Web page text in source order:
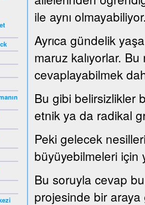
ile aynı
Ayrıca gündelik
maruz kalıyorlar.
cevaplayabilmek
Bu gibi belirsizlikler
etnik ya da radikal
Peki gelecek
büyüyebilmeleri için
Bu soruyla cevap
projesinde bir araya